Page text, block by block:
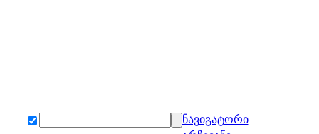
ნავიგატორი